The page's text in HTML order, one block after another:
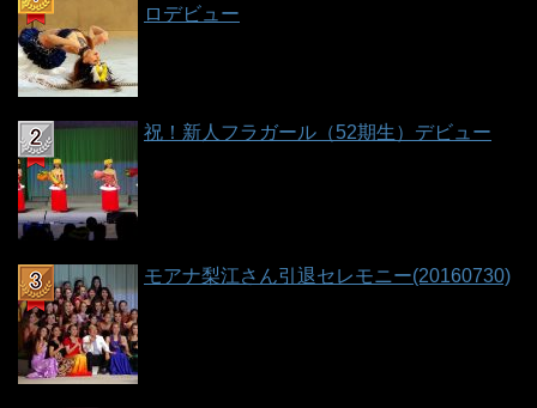
ロデビュー
祝！新人フラガール（52期生）デビュー
モアナ梨江さん引退セレモニー(20160730)